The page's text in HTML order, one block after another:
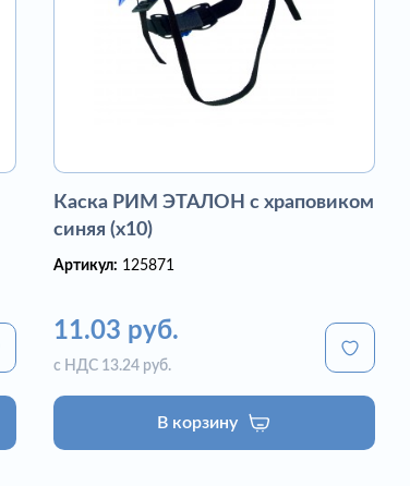
Каска РИМ ЭТАЛОН с храповиком
синяя (х10)
Артикул: 125871
11.03 руб.
с НДС 13.24 руб.
В корзину